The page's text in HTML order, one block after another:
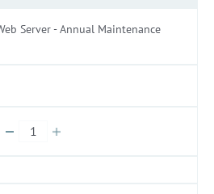
Server - Annual Maintenance